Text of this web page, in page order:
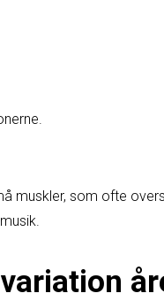
muskler, som ofte